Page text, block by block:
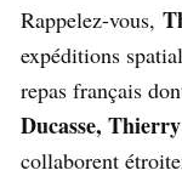
Rappelez-vous,
expéditions
repas français
Ducasse,
collaborent